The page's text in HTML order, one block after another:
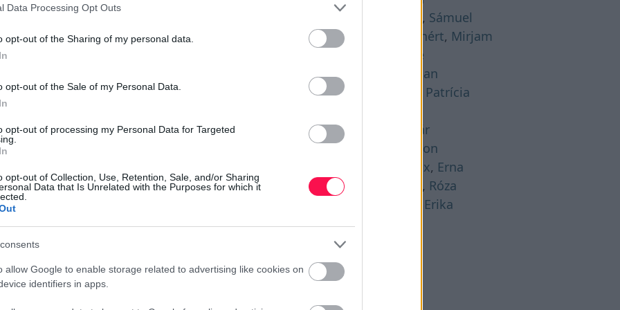
Data Processing Opt Outs
opt-out of the Sharing of my personal data.
opt-out of the Sale of my Personal Data.
opt-out of processing my Personal Data for Targeted
opt-out of Collection, Use, Retention, Sale, and/or Sharing
Data that Is Unrelated with the Purposes for which it
allow Google to enable storage related to advertising like cookies on
identifiers in apps.
jó egészséget és rengeteg szép pillanatot!
hogy szeretet, boldogság és vidámság
a mai napod!
Augusztus 21. -
, Sámuel
Augusztus 22. -
Menyhért, Mirjam
Bence
Augusztus 24. -
Bertalan
Augusztus 25. -
Patrícia
Augusztus 27. -
Gáspár
Augusztus 28. -
Ágoston
Beatrix, Erna
Augusztus 30. -
, Róza
Erika